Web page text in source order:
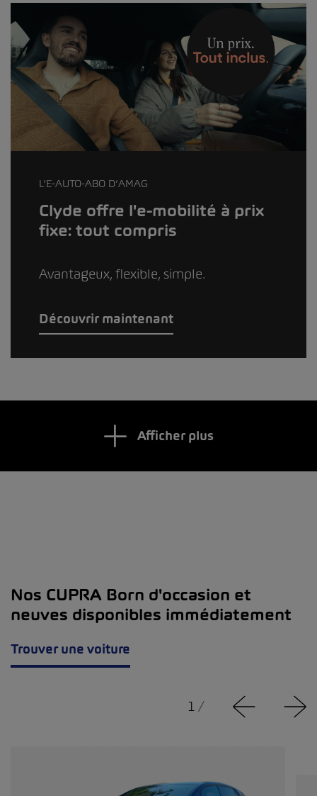
L’E-AUTO-ABO D’AMAG
Clyde offre l'e-mobilité à prix
fixe: tout compris
Avantageux, flexible, simple.
Découvrir maintenant
Afficher plus
Nos CUPRA Born d'occasion et
neuves disponibles immédiatement
Trouver une voiture
1 /